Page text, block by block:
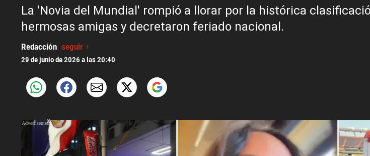
La 'Novia del Mundial' rompió a llorar por la histórica
hermosas amigas y decretaron feriado nacional.
Redacción seguir +
29 de junio de 2026 a las 20:40
X